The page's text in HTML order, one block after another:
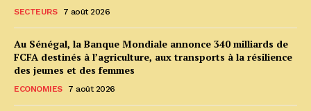
SECTEURS 7 août 2026
Au Sénégal, la Banque Mondiale annonce 340 milliards de
FCFA destinés à l’agriculture, aux transports à la résilience
des jeunes et des femmes
ECONOMIES 7 août 2026